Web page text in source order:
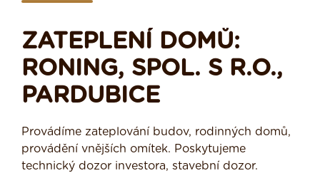
ZATEPLENÍ DOMŮ:
RONING, SPOL. S R.O.,
PARDUBICE
Provádíme zateplování budov, rodinných domů,
provádění vnějších omítek. Poskytujeme
technický dozor investora, stavební dozor.